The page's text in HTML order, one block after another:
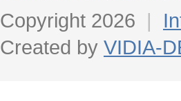
Copyright 2026 |
Created by VIDIA-